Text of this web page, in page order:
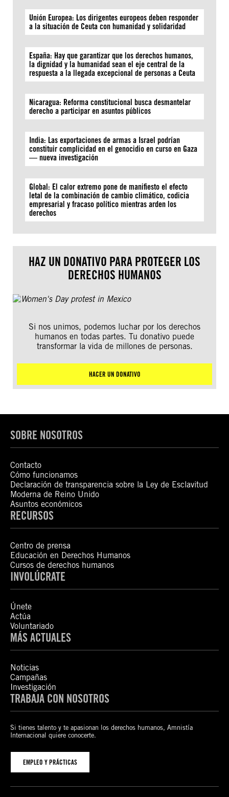
Unión Europea: Los dirigentes europeos deben responder
a la situación de Ceuta con humanidad y solidaridad
España: Hay que garantizar que los derechos humanos,
la dignidad y la humanidad sean el eje central de la
respuesta a la llegada excepcional de personas a Ceuta
Nicaragua: Reforma constitucional busca desmantelar
derecho a participar en asuntos públicos
India: Las exportaciones de armas a Israel podrían
constituir complicidad en el genocidio en curso en Gaza
— nueva investigación
Global: El calor extremo pone de manifiesto el efecto
letal de la combinación de cambio climático, codicia
empresarial y fracaso político mientras arden los
derechos
HAZ UN DONATIVO PARA PROTEGER LOS
DERECHOS HUMANOS
Si nos unimos, podemos luchar por los derechos
humanos en todas partes. Tu donativo puede
transformar la vida de millones de personas.
HACER UN DONATIVO
SOBRE NOSOTROS
Contacto
Cómo funcionamos
Declaración de transparencia sobre la Ley de Esclavitud
Moderna de Reino Unido
Asuntos económicos
RECURSOS
Centro de prensa
Educación en Derechos Humanos
Cursos de derechos humanos
INVOLÚCRATE
Únete
Actúa
Voluntariado
MÁS ACTUALES
Noticias
Campañas
Investigación
TRABAJA CON NOSOTROS
Si tienes talento y te apasionan los derechos humanos, Amnistía
Internacional quiere conocerte.
EMPLEO Y PRÁCTICAS